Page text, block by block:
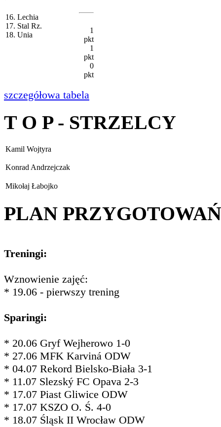
16. Lechia
17. Stal Rz.
18. Unia
1
pkt
1
pkt
0
pkt
szczegółowa tabela
T O P - STRZELCY
Kamil Wojtyra
Konrad Andrzejczak
Mikołaj Łabojko
PLAN PRZYGOTOWAŃ
Treningi:
Wznowienie zajęć:
* 19.06 - pierwszy trening
Sparingi:
* 20.06 Gryf Wejherowo 1-0
* 27.06 MFK Karviná ODW
* 04.07 Rekord Bielsko-Biała 3-1
* 11.07 Slezský FC Opava 2-3
* 17.07 Piast Gliwice ODW
* 17.07 KSZO O. Ś. 4-0
* 18.07 Śląsk II Wrocław ODW